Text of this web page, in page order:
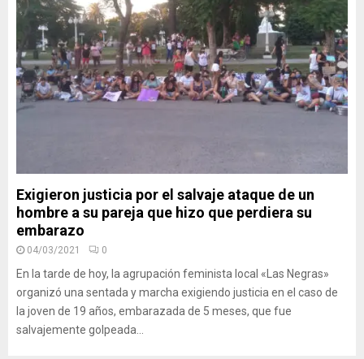
Exigieron justicia por el salvaje ataque de un
hombre a su pareja que hizo que perdiera su
embarazo
04/03/2021 0
En la tarde de hoy, la agrupación feminista local «Las Negras»
organizó una sentada y marcha exigiendo justicia en el caso de
la joven de 19 años, embarazada de 5 meses, que fue
salvajemente golpeada...